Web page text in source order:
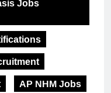
AP NHM Jobs